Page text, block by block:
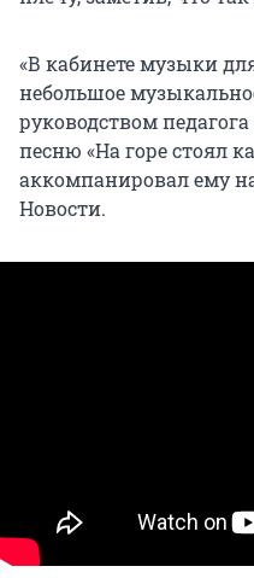
«В кабинете музыки
небольшое
руководством
песню «На горе стоял
аккомпанировал ему
Новости.